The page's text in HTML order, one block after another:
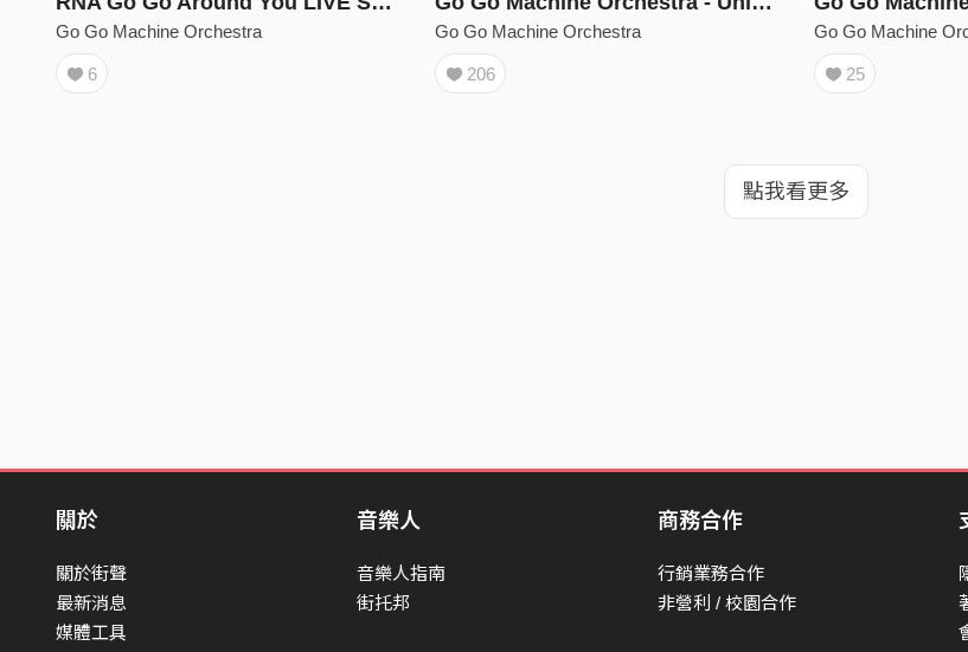
Go Go Machine Orchestra
6
Go Go Machine Orchestra
206
Go Go Machine
25
點我看更多
關於
關於街聲
最新消息
媒體工具
音樂人
音樂人指南
街托邦
商務合作
行銷業務合作
非營利 / 校園合作